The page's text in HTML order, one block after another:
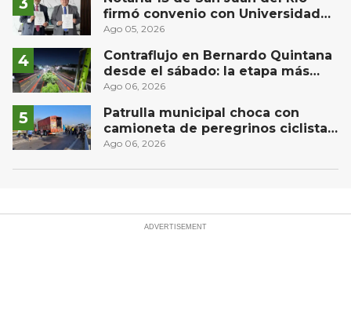
firmó convenio con Universidad
Privada del Bajío para recibir
Ago 05, 2026
Contraflujo en Bernardo Quintana
desde el sábado: la etapa más
compleja del operativo vial
Ago 06, 2026
Patrulla municipal choca con
camioneta de peregrinos ciclistas
en la autopista México-Querétaro
Ago 06, 2026